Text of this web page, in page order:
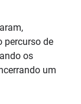
percurso de
os
um